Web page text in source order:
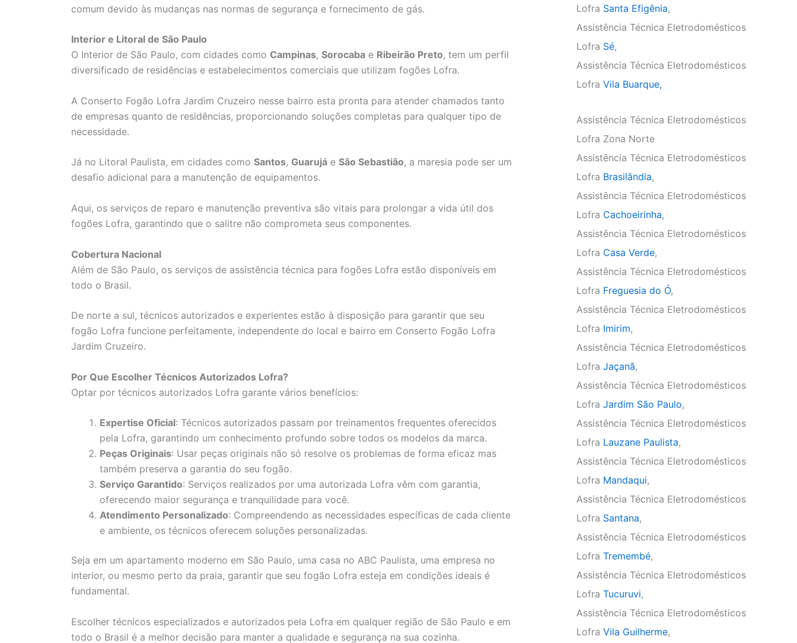
comum devido às mudanças nas normas de segurança e fornecimento de gás.
Interior e Litoral de São Paulo
O Interior de São Paulo, com cidades como Campinas, Sorocaba e Ribeirão Preto, tem um perfil
diversificado de residências e estabelecimentos comerciais que utilizam fogões Lofra.
A Conserto Fogão Lofra Jardim Cruzeiro nesse bairro esta pronta para atender chamados tanto
de empresas quanto de residências, proporcionando soluções completas para qualquer tipo de
necessidade.
Já no Litoral Paulista, em cidades como Santos, Guarujá e São Sebastião, a maresia pode ser um
desafio adicional para a manutenção de equipamentos.
Aqui, os serviços de reparo e manutenção preventiva são vitais para prolongar a vida útil dos
fogões Lofra, garantindo que o salitre não comprometa seus componentes.
Cobertura Nacional
Além de São Paulo, os serviços de assistência técnica para fogões Lofra estão disponíveis em
todo o Brasil.
De norte a sul, técnicos autorizados e experientes estão à disposição para garantir que seu
fogão Lofra funcione perfeitamente, independente do local e bairro em Conserto Fogão Lofra
Jardim Cruzeiro.
Por Que Escolher Técnicos Autorizados Lofra?
Optar por técnicos autorizados Lofra garante vários benefícios:
Expertise Oficial: Técnicos autorizados passam por treinamentos frequentes oferecidos
pela Lofra, garantindo um conhecimento profundo sobre todos os modelos da marca.
Peças Originais: Usar peças originais não só resolve os problemas de forma eficaz mas
também preserva a garantia do seu fogão.
Serviço Garantido: Serviços realizados por uma autorizada Lofra vêm com garantia,
oferecendo maior segurança e tranquilidade para você.
Atendimento Personalizado: Compreendendo as necessidades específicas de cada cliente
e ambiente, os técnicos oferecem soluções personalizadas.
Seja em um apartamento moderno em São Paulo, uma casa no ABC Paulista, uma empresa no
interior, ou mesmo perto da praia, garantir que seu fogão Lofra esteja em condições ideais é
fundamental.
Escolher técnicos especializados e autorizados pela Lofra em qualquer região de São Paulo e em
todo o Brasil é a melhor decisão para manter a qualidade e segurança na sua cozinha.
Lofra Santa Efigênia,
Assistência Técnica Eletrodomésticos
Lofra Sé,
Assistência Técnica Eletrodomésticos
Lofra Vila Buarque,
Assistência Técnica Eletrodomésticos
Lofra Zona Norte
Assistência Técnica Eletrodomésticos
Lofra Brasilândia,
Assistência Técnica Eletrodomésticos
Lofra Cachoeirinha,
Assistência Técnica Eletrodomésticos
Lofra Casa Verde,
Assistência Técnica Eletrodomésticos
Lofra Freguesia do Ó,
Assistência Técnica Eletrodomésticos
Lofra Imirim,
Assistência Técnica Eletrodomésticos
Lofra Jaçanã,
Assistência Técnica Eletrodomésticos
Lofra Jardim São Paulo,
Assistência Técnica Eletrodomésticos
Lofra Lauzane Paulista,
Assistência Técnica Eletrodomésticos
Lofra Mandaqui,
Assistência Técnica Eletrodomésticos
Lofra Santana,
Assistência Técnica Eletrodomésticos
Lofra Tremembé,
Assistência Técnica Eletrodomésticos
Lofra Tucuruvi,
Assistência Técnica Eletrodomésticos
Lofra Vila Guilherme,